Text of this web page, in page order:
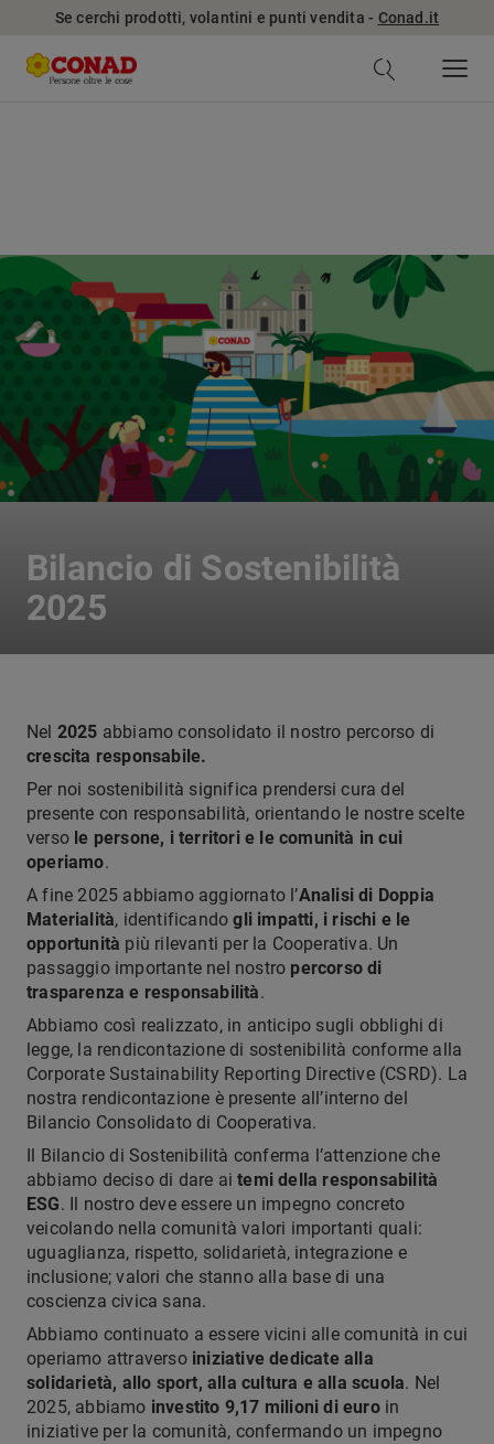
Se cerchi prodotti, volantini e punti vendita - Conad.it
Bilancio di Sostenibilità
2025
Nel 2025 abbiamo consolidato il nostro percorso di
crescita responsabile.
Per noi sostenibilità significa prendersi cura del
presente con responsabilità, orientando le nostre scelte
verso le persone, i territori e le comunità in cui
operiamo.
A fine 2025 abbiamo aggiornato l’Analisi di Doppia
Materialità, identificandogli impatti, i rischi e le
opportunità più rilevanti per la Cooperativa. Un
passaggio importante nel nostro percorso di
trasparenza e responsabilità.
Abbiamo così realizzato, in anticipo sugli obblighi di
legge, la rendicontazione di sostenibilità conforme alla
Corporate Sustainability Reporting Directive (CSRD). La
nostra rendicontazione è presente all’interno del
Bilancio Consolidato di Cooperativa.
Il Bilancio di Sostenibilità conferma l’attenzione che
abbiamo deciso di dare aitemi della responsabilità
ESG. Il nostro deve essere un impegno concreto
veicolando nella comunità valori importanti quali:
uguaglianza, rispetto, solidarietà, integrazione e
inclusione; valori che stanno alla base di una
coscienza civica sana.
Abbiamo continuato a essere vicini alle comunità in cui
operiamo attraverso iniziative dedicate alla
solidarietà, allo sport, alla cultura e alla scuola. Nel
2025, abbiamo investito 9,17 milioni di euroin
iniziative per la comunità, confermando un impegno